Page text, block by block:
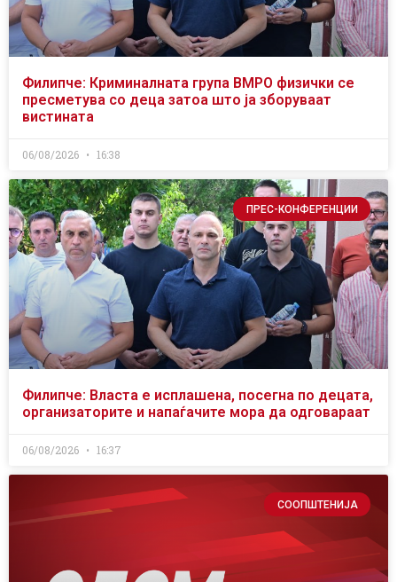
Филипче: Криминалната група ВМРО физички се
пресметува со деца затоа што ја зборуваат
вистината
06/08/2026 16:38
ПРЕС-КОНФЕРЕНЦИИ
Филипче: Власта е исплашена, посегна по децата,
организаторите и напаѓачите мора да одговараат
06/08/2026 16:37
СООПШТЕНИЈА